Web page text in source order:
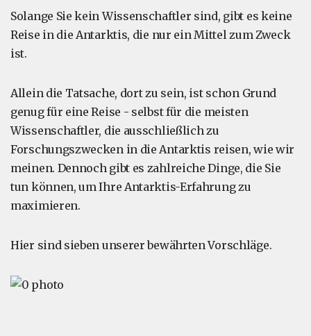
Solange Sie kein Wissenschaftler sind, gibt es keine
Reise in die Antarktis, die nur ein Mittel zum Zweck
ist.
Allein die Tatsache, dort zu sein, ist schon Grund
genug für eine Reise - selbst für die meisten
Wissenschaftler, die ausschließlich zu
Forschungszwecken in die Antarktis reisen, wie wir
meinen. Dennoch gibt es zahlreiche Dinge, die Sie
tun können, um Ihre Antarktis-Erfahrung zu
maximieren.
Hier sind sieben unserer bewährten Vorschläge.